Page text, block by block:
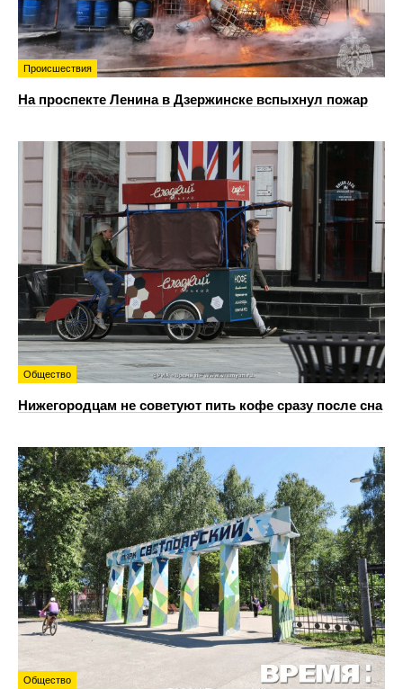
Происшествия
На проспекте Ленина в Дзержинске вспыхнул пожар
Общество
Нижегородцам не советуют пить кофе сразу после сна
Общество